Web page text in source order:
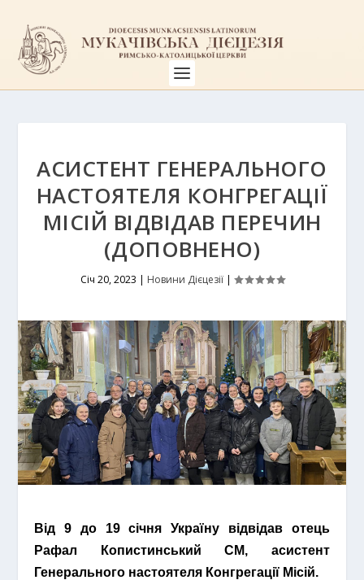
АСИСТЕНТ ГЕНЕРАЛЬНОГО
НАСТОЯТЕЛЯ КОНГРЕГАЦІЇ
МІСІЙ ВІДВІДАВ ПЕРЕЧИН
(ДОПОВНЕНО)
Січ 20, 2023 | Новини Дієцезії|
Від 9 до 19 січня Україну відвідав отець
Рафал Копистинський СМ, асистент
Генерального настоятеля Конгрегації Місій.